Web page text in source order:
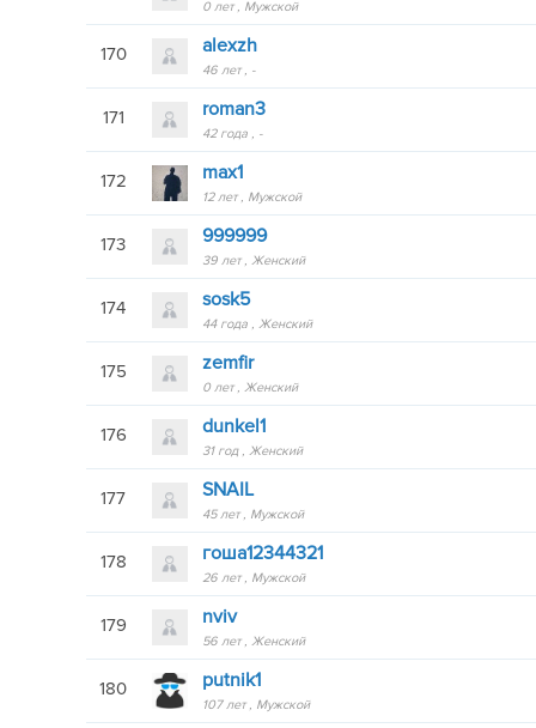
0 лет Мужской
170 alexzh
46 лет -
171 roman3
42 года -
172 max1
12 лет Мужской
173 999999
39 лет Женский
174 sosk5
44 года Женский
175 zemfir
0 лет Женский
176 dunkel1
31 год Женский
177 SNAIL
45 лет Мужской
178 гоша12344321
26 лет Мужской
179 nviv
56 лет Женский
180 putnik1
107 лет Мужской